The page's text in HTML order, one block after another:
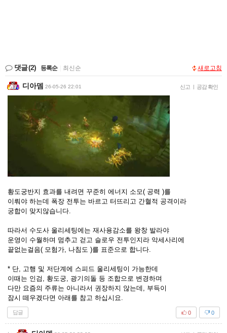
댓글(2) 등록순 최신순 새로고침
디아뎀 26-05-26 22:01 신고 | 공감 확인
황도궁반지 효과를 내려면 꾸준히 에너지 소모( 공력 )를
이뤄야 하는데 폭장 전투는 바르고 터뜨리고 간혈적 공격이라
궁합이 맞지않습니다.
따라서 수도사 울리세팅에는 재사용감소를 왕창 발라야
운영이 수월하며 멈추고 걷고 슬로우 전투인지라 악세사리에
끝없는걸음( 모험가, 나침도 )를 표준으로 합니다.
* 단, 고행 및 저단계에 스피드 울리세팅이 가능한데
이때는 인검, 황도궁, 광기의돌 등 조합으로 변경하며
다만 요즘의 주류는 아니라서 권장하지 않는데, 부득이
잠시 떼우겠다면 아래를 참고 하십시요.
답글 0
0